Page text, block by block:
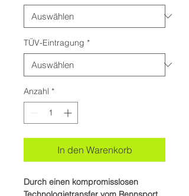
TÜV-Eintragung *
Anzahl *
In den Warenkorb
Durch einen kompromisslosen